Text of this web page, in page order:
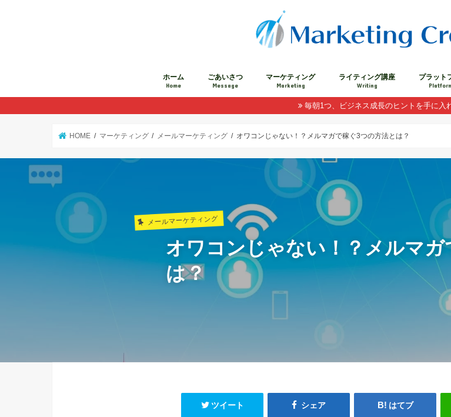
ホーム
Home
ごあいさつ
Message
マーケティング
Marketing
ライティング講座
Writing
プラット
毎朝1つ、ビジネス成長のヒントを手に入
HOME マーケティング メールマーケティング オワコンじゃない！？メルマガで稼ぐ3つの方法とは？
メールマーケティング
オワコンじゃない！？メルマガ
は？
ツイート シェア はてブ